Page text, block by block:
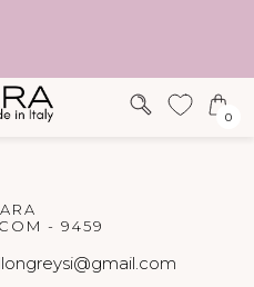
0
- 9459